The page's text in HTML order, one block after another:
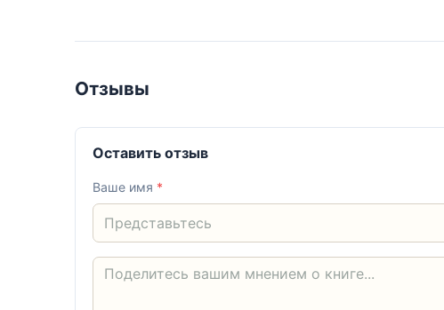
Отзывы
Оставить отзыв
Ваше имя *